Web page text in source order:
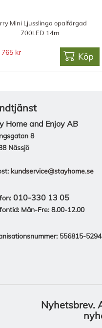
Mini Ljusslinga opalfärgad
700LED 14m
765 kr Köp
Home and Enjoy AB
8
Nässjö
kundservice@stayhome.se
010-330 13 05
Mån-Fre: 8.00-12.00
556815-5294
Nyhetsbrev.